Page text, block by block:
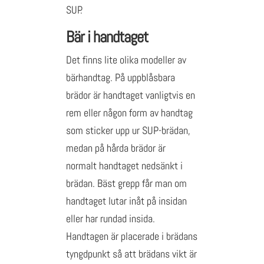
SUP.
Bär i handtaget
Det finns lite olika modeller av
bärhandtag. På uppblåsbara
brädor är handtaget vanligtvis en
rem eller någon form av handtag
som sticker upp ur SUP-brädan,
medan på hårda brädor är
normalt handtaget nedsänkt i
brädan. Bäst grepp får man om
handtaget lutar inåt på insidan
eller har rundad insida.
Handtagen är placerade i brädans
tyngdpunkt så att brädans vikt är